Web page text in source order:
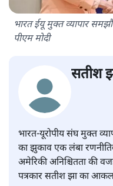
भारत ईयू मुक्त व्यापार
पीएम मोदी
सतीश
भारत-यूरोपीय संघ मुक्त
का झुकाव एक लंबा
अमेरिकी अनिश्चितता की
पत्रकार सतीश झा का